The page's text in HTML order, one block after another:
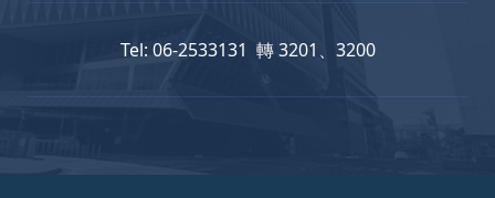
Tel: 06-2533131 轉 3201、3200